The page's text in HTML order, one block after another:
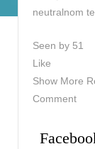
neutralnom
Seen by 51
Like
Show More
Comment